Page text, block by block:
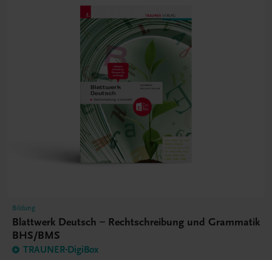
Bildung
Blattwerk Deutsch – Rechtschreibung und Grammatik
BHS/BMS
TRAUNER-DigiBox